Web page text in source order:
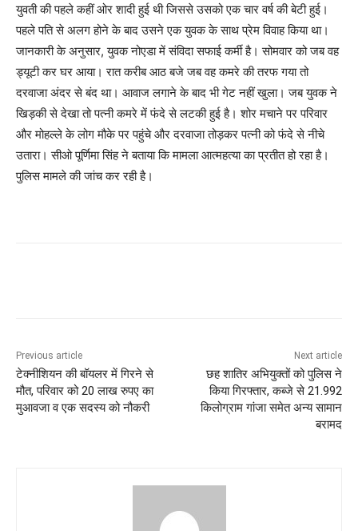
युवती की पहले कहीं ओर शादी हुई थी जिससे उसको एक चार वर्ष की बेटी हुई।
पहले पति से अलग होने के बाद उसने एक युवक के साथ प्रेम विवाह किया था।
जानकारी के अनुसार, युवक नोएडा में संविदा सफाई कर्मी है। सोमवार को जब वह
ड्यूटी कर घर आया। रात करीब आठ बजे जब वह कमरे की तरफ गया तो
दरवाजा अंदर से बंद था। आवाज लगाने के बाद भी गेट नहीं खुला। जब युवक ने
खिड़की से देखा तो पत्नी कमरे में फंदे से लटकी हुई है। शोर मचाने पर परिवार
और मोहल्ले के लोग मौके पर पहुंचे और दरवाजा तोड़कर पत्नी को फंदे से नीचे
उतारा। सीओ पूर्णिमा सिंह ने बताया कि मामला आत्महत्या का प्रतीत हो रहा है।
पुलिस मामले की जांच कर रही है।
Previous article
टेक्नीशियन की बॉयलर में गिरने से
मौत, परिवार को 20 लाख रुपए का
मुआवजा व एक सदस्य को नौकरी
Next article
छह शातिर अभियुक्तों को पुलिस ने
किया गिरफ्तार, कब्जे से 21.992
किलोग्राम गांजा समेत अन्य सामान
बरामद